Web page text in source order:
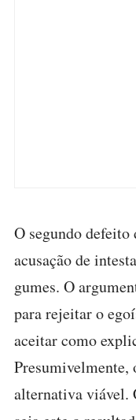
O segundo defeito
acusação de
gumes. O
para rejeitar o
aceitar como
alternativa viável.